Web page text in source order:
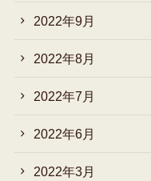
2022年9月
2022年8月
2022年7月
2022年6月
2022年3月